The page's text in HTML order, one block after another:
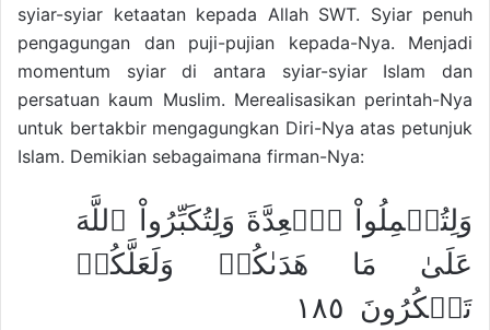
syiar-syiar ketaatan kepada Allah SWT. Syiar penuh
pengagungan dan puji-pujian kepada-Nya. Menjadi
momentum syiar di antara syiar-syiar Islam dan
persatuan kaum Muslim. Merealisasikan perintah-Nya
untuk bertakbir mengagungkan Diri-Nya atas petunjuk
Islam. Demikian sebagaimana firman-Nya:
وَلِتُكۡمِلُواْ ٱلۡعِدَّةَ وَلِتُكَبِّرُواْ ٱللَّهَ
عَلَىٰ مَا هَدَىٰكُمۡ وَلَعَلَّكُمۡ
تَشۡكُرُونَ ١٨٥